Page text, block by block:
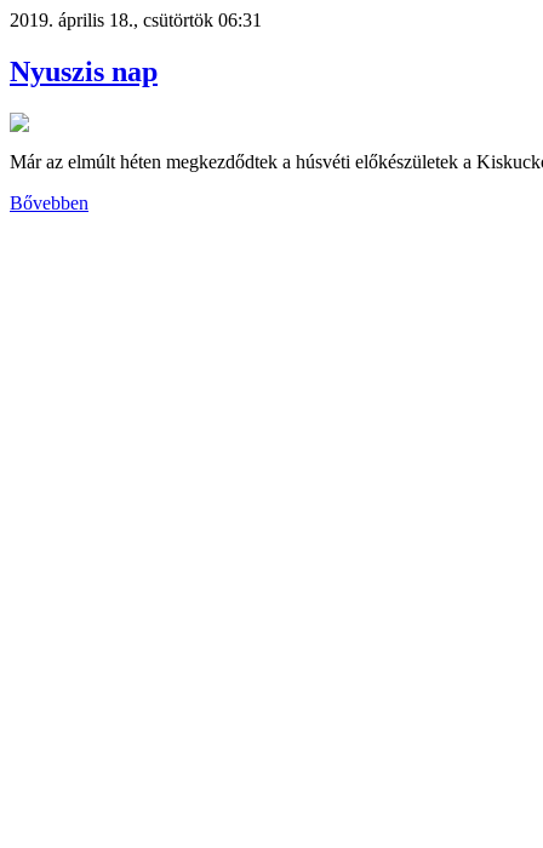
2019. április 18., csütörtök 06:31
Nyuszis nap
Már az elmúlt héten megkezdődtek a húsvéti előkészületek a
Bővebben